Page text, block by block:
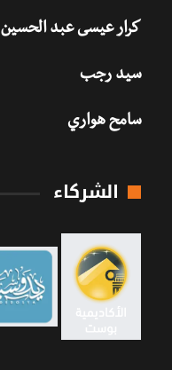
كرار عيسى عبد الحسين
سيد رجب
سامح هواري
الشركاء